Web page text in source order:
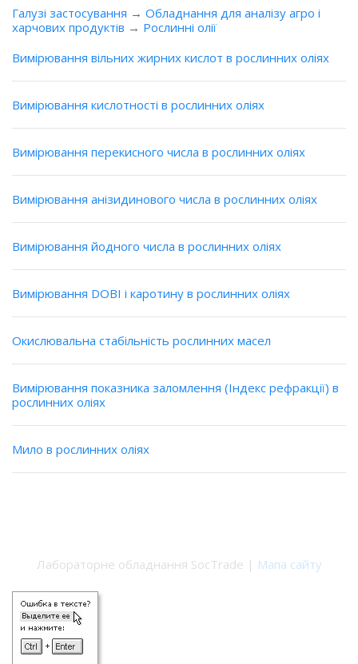
Галузі застосування → Обладнання для аналізу агро і
харчових продуктів → Рослинні олії
Вимірювання вільних жирних кислот в рослинних оліях
Вимірювання кислотності в рослинних оліях
Вимірювання перекисного числа в рослинних оліях
Вимірювання анізидинового числа в рослинних оліях
Вимірювання йодного числа в рослинних оліях
Вимірювання DOBI і каротину в рослинних оліях
Окислювальна стабільність рослинних масел
Вимірювання показника заломлення (Індекс рефракції) в
рослинних оліях
Мило в рослинних оліях
Лабораторне обладнання SocTrade | Мапа сайту